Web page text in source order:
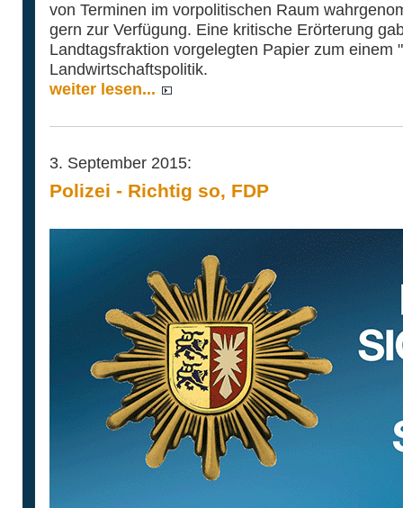
von Terminen im vorpolitischen Raum
gern zur Verfügung. Eine kritische Erörterung
Landtagsfraktion vorgelegten Papier zum einem
Landwirtschaftspolitik.
weiter lesen...
3. September 2015:
Polizei - Richtig so, FDP